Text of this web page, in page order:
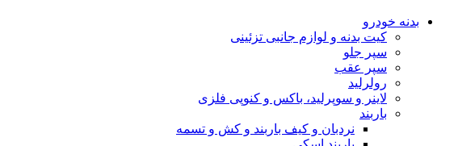
بدنه خودرو
کیت بدنه و لوازم جانبی تزئینی
سپر جلو
سپر عقب
رولرلید
لاینر و سوپرلید، باکس و کنوپی فلزی
باربند
نردبان و کیف باربند و کش و تسمه